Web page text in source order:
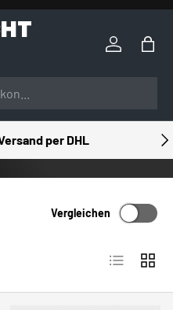
Einloggen
per DHL
Vergleichen